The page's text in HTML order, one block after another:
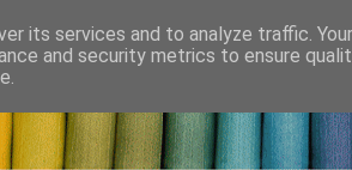
its services and to analyze traffic.
and security metrics to ensure